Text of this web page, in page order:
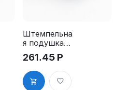
Штемпельна
я подушка
для GRM R12
2Pads, синяя
261.45 Р